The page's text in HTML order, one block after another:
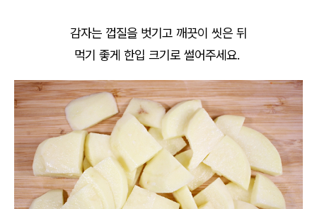
감자는 껍질을 벗기고 깨끗이 씻은 뒤
먹기 좋게 한입 크기로 썰어주세요.